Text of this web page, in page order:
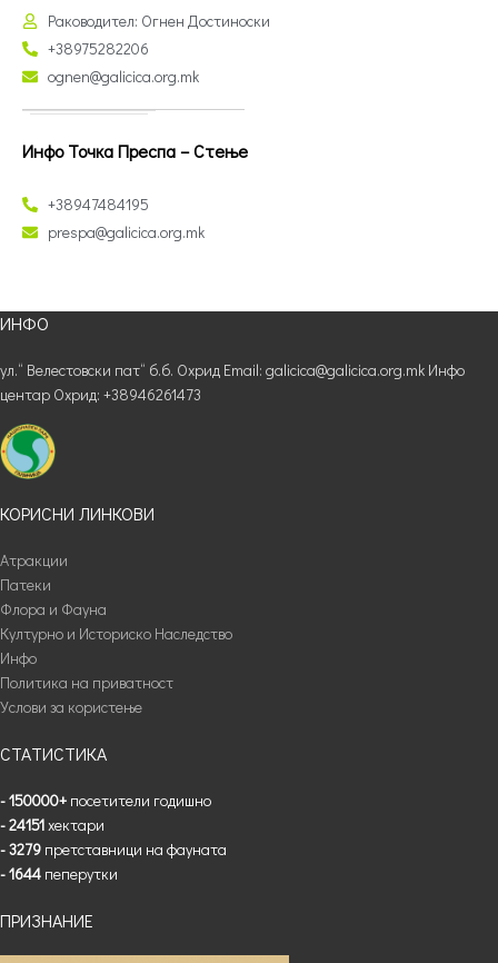
Раководител: Огнен Достиноски
+38975282206
ognen@galicica.org.mk
Инфо Точка Преспа – Стење
+38947484195
prespa@galicica.org.mk
ИНФО
ул.“ Велестовски пат“ б.б. Охрид Email: galicica@galicica.org.mk Инфо
центар Охрид: +38946261473
КОРИСНИ ЛИНКОВИ
Атракции
Патеки
Флора и Фауна
Културно и Историско Наследство
Инфо
Политика на приватност
Услови за користење
СТАТИСТИКА
- 150000+ посетители годишно
- 24151хектари
- 3279 претставници на фауната
- 1644 пеперутки
ПРИЗНАНИЕ